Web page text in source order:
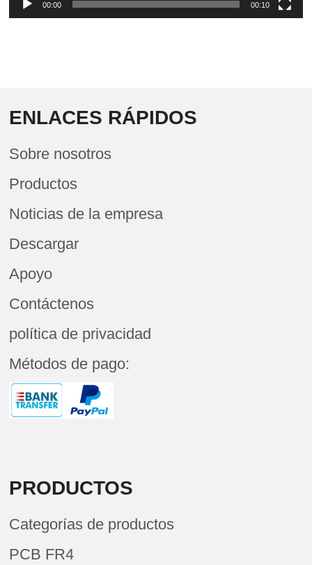
00:00 00:10
ENLACES RÁPIDOS
Sobre nosotros
Productos
Noticias de la empresa
Descargar
Apoyo
Contáctenos
política de privacidad
Métodos de pago:
PRODUCTOS
Categorías de productos
PCB FR4